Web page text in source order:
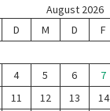
August 2026
D M D F
4 5 6 7
11 12 13 14